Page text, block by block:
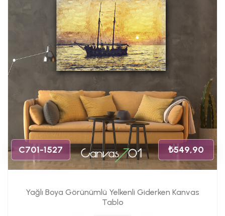
C701-1527 ₺549,90
Yağlı Boya Görünümlü Yelkenli Giderken Kanvas
Tablo